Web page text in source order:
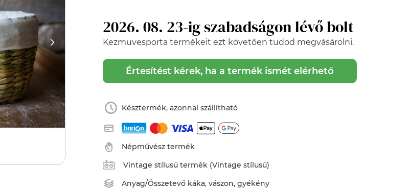
2026. 08. 23-ig szabadságon lévő bolt
Kezmuvesporta termékeit ezt követően tudod megvásárolni.
Értesítést kérek, ha a termék ismét elérhető
Késztermék, azonnal szállítható
Népművész termék
Vintage stílusú termék (Vintage stílusú)
Anyag/Összetevő káka,vászon,gyékény